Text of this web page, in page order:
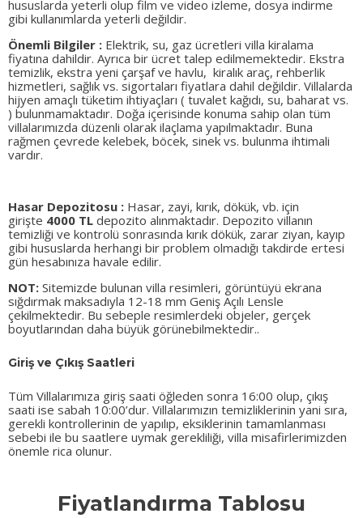
hususlarda yeterli olup film ve video izleme, dosya indirme
gibi kullanımlarda yeterli değildir.
Önemli Bilgiler : Elektrik, su, gaz ücretleri villa kiralama
fiyatına dahildir. Ayrıca bir ücret talep edilmemektedir. Ekstra
temizlik, ekstra yeni çarşaf ve havlu, kiralık araç, rehberlik
hizmetleri, sağlık vs. sigortaları fiyatlara dahil değildir. Villalarda
hijyen amaçlı tüketim ihtiyaçları ( tuvalet kağıdı, su, baharat vs.
) bulunmamaktadır. Doğa içerisinde konuma sahip olan tüm
villalarımızda düzenli olarak ilaçlama yapılmaktadır. Buna
rağmen çevrede kelebek, böcek, sinek vs. bulunma ihtimali
vardır.
Hasar Depozitosu : Hasar, zayi, kırık, dökük, vb. için
girişte 4000 TL depozito alınmaktadır. Depozito villanın
temizliği ve kontrolü sonrasında kırık dökük, zarar ziyan, kayıp
gibi hususlarda herhangi bir problem olmadığı takdirde ertesi
gün hesabınıza havale edilir.
NOT: Sitemizde bulunan villa resimleri, görüntüyü ekrana
sığdırmak maksadıyla 12-18 mm Geniş Açılı Lensle
çekilmektedir. Bu sebeple resimlerdeki objeler, gerçek
boyutlarından daha büyük görünebilmektedir..
Giriş ve Çıkış Saatleri
Tüm Villalarımıza giriş saati öğleden sonra 16:00 olup, çıkış
saati ise sabah 10:00’dur. Villalarımızın temizliklerinin yani sıra,
gerekli kontrollerinin de yapılıp, eksiklerinin tamamlanması
sebebi ile bu saatlere uymak gerekliliği, villa misafirlerimizden
önemle rica olunur.
Fiyatlandırma Tablosu